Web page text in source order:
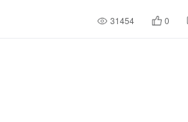
31454 0